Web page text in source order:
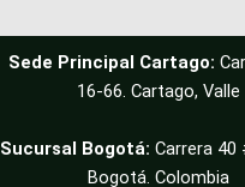
Sede Principal Cartago:
16-66. Cartago, Valle
Sucursal Bogotá: Carrera 40
Bogotá. Colombia